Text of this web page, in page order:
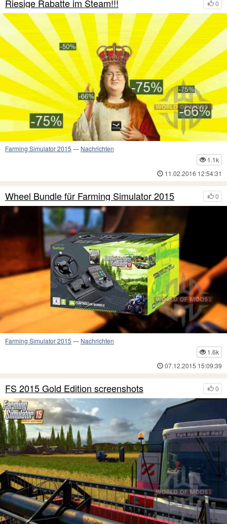
0
Riesige Rabatte im Steam!!!
Farming Simulator 2015 — Nachrichten
1.1k
11.02.2016 12:54:31
0
Wheel Bundle für Farming Simulator 2015
Farming Simulator 2015 — Nachrichten
1.6k
07.12.2015 15:09:39
0
FS 2015 Gold Edition screenshots